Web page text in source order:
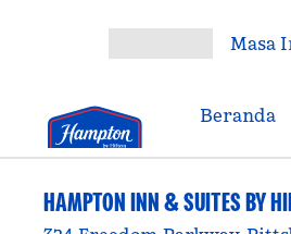
Masa
Beranda
HAMPTON INN & SUITES BY